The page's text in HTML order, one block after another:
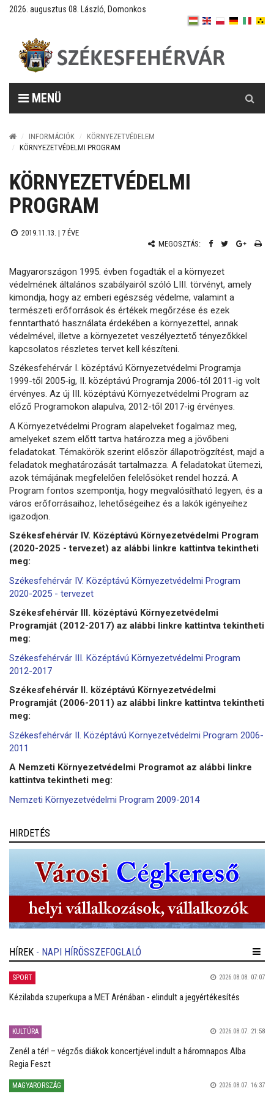
2026. augusztus 08. László, Domonkos
MENÜ
INFORMÁCIÓK
KÖRNYEZETVÉDELEM
KÖRNYEZETVÉDELMI PROGRAM
KÖRNYEZETVÉDELMI
PROGRAM
2019.11.13. | 7 ÉVE
MEGOSZTÁS:
Magyarországon 1995. évben fogadták el a környezet
védelmének általános szabályairól szóló LIII. törvényt, amely
kimondja, hogy az emberi egészség védelme, valamint a
természeti erőforrások és értékek megőrzése és ezek
fenntartható használata érdekében a környezettel, annak
védelmével, illetve a környezetet veszélyeztető tényezőkkel
kapcsolatos részletes tervet kell készíteni.
Székesfehérvár I. középtávú Környezetvédelmi Programja
1999-től 2005-ig, II. középtávú Programja 2006-tól 2011-ig volt
érvényes. Az új III. középtávú Környezetvédelmi Program az
előző Programokon alapulva, 2012-től 2017-ig érvényes.
A Környezetvédelmi Program alapelveket fogalmaz meg,
amelyeket szem előtt tartva határozza meg a jövőbeni
feladatokat. Témakörök szerint először állapotrögzítést, majd a
feladatok meghatározását tartalmazza. A feladatokat ütemezi,
azok témájának megfelelően felelősöket rendel hozzá. A
Program fontos szempontja, hogy megvalósítható legyen, és a
város erőforrásaihoz, lehetőségeihez és a lakók igényeihez
igazodjon.
Székesfehérvár IV. Középtávú Környezetvédelmi Program
(2020-2025 - tervezet) az alábbi linkre kattintva tekintheti
meg:
Székesfehérvár IV. Középtávú Környezetvédelmi Program
2020-2025 - tervezet
Székesfehérvár III. középtávú Környezetvédelmi
Programját (2012-2017) az alábbi linkre kattintva tekintheti
meg:
Székesfehérvár III. Középtávú Környezetvédelmi Program
2012-2017
Székesfehérvár II. középtávú Környezetvédelmi
Programját (2006-2011) az alábbi linkre kattintva tekintheti
meg:
Székesfehérvár II. Középtávú Környezetvédelmi Program 2006-
2011
A Nemzeti Környezetvédelmi Programot az alábbi linkre
kattintva tekintheti meg:
Nemzeti Környezetvédelmi Program 2009-2014
HIRDETÉS
HÍREK - NAPI HÍRÖSSZEFOGLALÓ
SPORT 2026.08.08. 07:07
Kézilabda szuperkupa a MET Arénában - elindult a jegyértékesítés
KULTÚRA 2026.08.07. 21:58
Zenél a tér! – végzős diákok koncertjével indult a háromnapos Alba
Regia Feszt
MAGYARORSZÁG 2026.08.07. 16:37